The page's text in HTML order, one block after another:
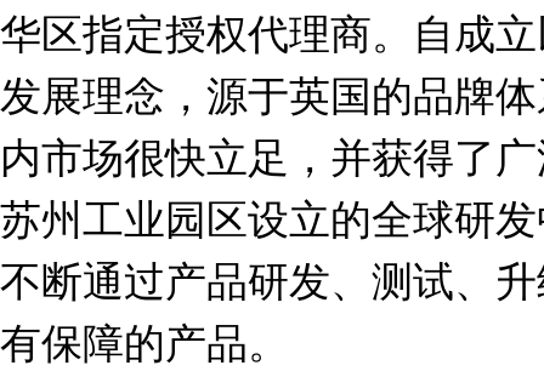
华区指定授权代理商。自成
发展理念，源于英国的品牌
内市场很快立足，并获得了
苏州工业园区设立的全球研
不断通过产品研发、测试、
有保障的产品。